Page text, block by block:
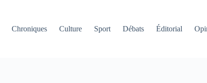
Chroniques Culture Sport Débats Éditorial